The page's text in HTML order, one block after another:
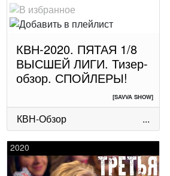
КВН-2020. ПЯТАЯ 1/8
ВЫСШЕЙ ЛИГИ. Тизер-
обзор. СПОЙЛЕРЫ!
[SAVVA SHOW]
КВН-Обзор ...
2020